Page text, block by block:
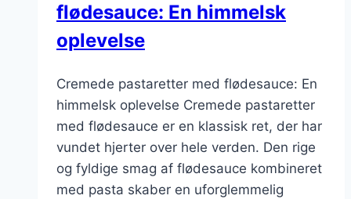
flødesauce: En himmelsk
oplevelse
Cremede pastaretter med flødesauce: En
himmelsk oplevelse Cremede pastaretter
med flødesauce er en klassisk ret, der har
vundet hjerter over hele verden. Den rige
og fyldige smag af flødesauce kombineret
med pasta skaber en uforglemmelig